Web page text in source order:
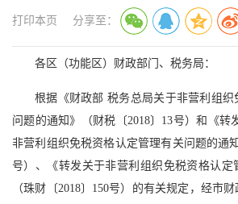
打印本页 分享至：
各区（功能区）财政部门、税务局：
根据《财政部 税务总局关于非营利组织
问题的通知》（财税〔2018〕13号）和《转
非营利组织免税资格认定管理有关问题的通
号）、《转发关于非营利组织免税资格认定
（珠财〔2018〕150号）的有关规定，经市